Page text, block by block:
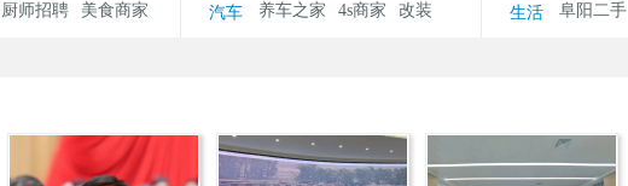
厨师招聘
美食商家 汽车
养车之家
4s商家 改装 生活
阜阳二手